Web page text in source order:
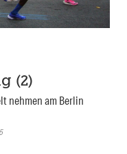
(2)
nehmen am Berlin